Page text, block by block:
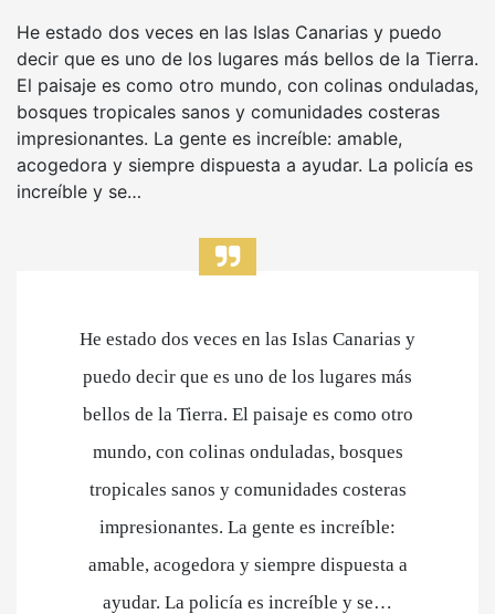
He estado dos veces en las Islas Canarias y puedo
decir que es uno de los lugares más bellos de la Tierra.
El paisaje es como otro mundo, con colinas onduladas,
bosques tropicales sanos y comunidades costeras
impresionantes. La gente es increíble: amable,
acogedora y siempre dispuesta a ayudar. La policía es
increíble y se…
He estado dos veces en las Islas Canarias y
puedo decir que es uno de los lugares más
bellos de la Tierra. El paisaje es como otro
mundo, con colinas onduladas, bosques
tropicales sanos y comunidades costeras
impresionantes. La gente es increíble:
amable, acogedora y siempre dispuesta a
ayudar. La policía es increíble y se…